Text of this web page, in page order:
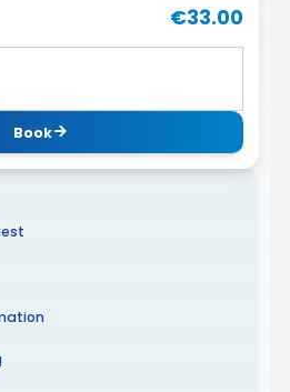
€33.00
Book